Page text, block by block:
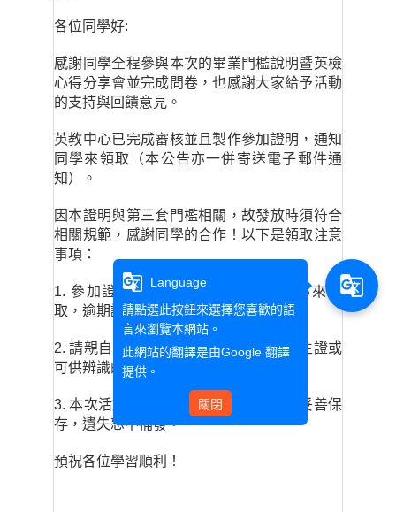
各位同學好:
感謝同學全程參與本次的畢業門檻說明暨英檢
心得分享會並完成問卷，也感謝大家給予活動
的支持與回饋意見。
英教中心已完成審核並且製作參加證明，通知
同學來領取（本公告亦一併寄送電子郵件通
知）。
因本證明與第三套門檻相關，故發放時須符合
相關規範，感謝同學的合作！以下是領取注意
事項：
1. 參加證明請在11/30以前到英教中心來領
取，逾期證明即作廢，不再補發。
2. 請親自來領取證明，領取時請出示學生證或
可供辨識的身分證件。
3. 本次活動參加證明只發一次，請同學妥善保
存，遺失恕不補發。
預祝各位學習順利！
g_translate
Language
請點選此按鈕來選擇您喜歡的語
言來瀏覽本網站。
此網站的翻譯是由Google 翻譯
提供。
關閉
g_translate